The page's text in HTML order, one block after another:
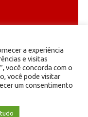
a experiência
e visitas
você concorda com o
você pode visitar
um consentimento